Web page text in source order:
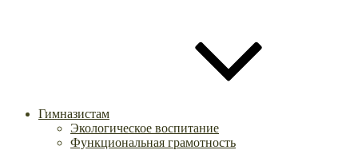
Гимназистам
Экологическое воспитание
Функциональная грамотность